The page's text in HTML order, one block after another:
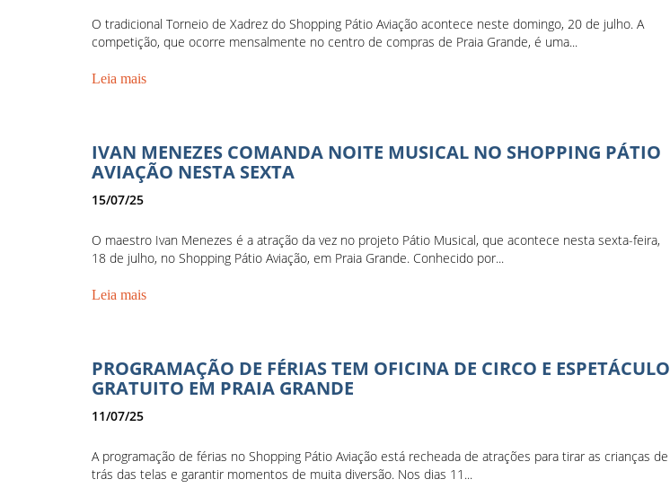
O tradicional Torneio de Xadrez do Shopping Pátio Aviação acontece neste domingo, 20 de julho. A
competição, que ocorre mensalmente no centro de compras de Praia Grande, é uma...
Leia mais
IVAN MENEZES COMANDA NOITE MUSICAL NO SHOPPING PÁTIO
AVIAÇÃO NESTA SEXTA
15/07/25
O maestro Ivan Menezes é a atração da vez no projeto Pátio Musical, que acontece nesta sexta-feira,
18 de julho, no Shopping Pátio Aviação, em Praia Grande. Conhecido por...
Leia mais
PROGRAMAÇÃO DE FÉRIAS TEM OFICINA DE CIRCO E ESPETÁCULO
GRATUITO EM PRAIA GRANDE
11/07/25
A programação de férias no Shopping Pátio Aviação está recheada de atrações para tirar as crianças de
trás das telas e garantir momentos de muita diversão. Nos dias 11...